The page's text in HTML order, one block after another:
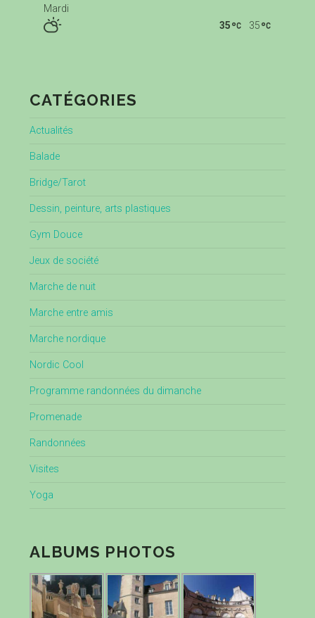
Mardi
35
35
CATÉGORIES
Actualités
Balade
Bridge/Tarot
Dessin, peinture, arts plastiques
Gym Douce
Jeux de société
Marche de nuit
Marche entre amis
Marche nordique
Nordic Cool
Programme randonnées du dimanche
Promenade
Randonnées
Visites
Yoga
ALBUMS PHOTOS